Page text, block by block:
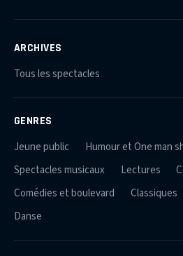
ARCHIVES
Tous les spectacles
GENRES
Jeune public
Humour et One man
Spectacles musicaux
Lectures
Comédies et boulevard
Classiques
Danse